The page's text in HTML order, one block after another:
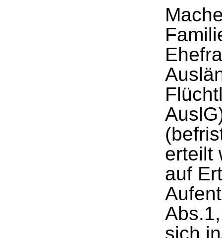
erteilt
auf
sich